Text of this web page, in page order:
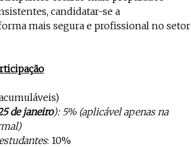
candidatar-se a
mais segura e profissional no setor
de janeiro): 5% (aplicável apenas na
: 10%